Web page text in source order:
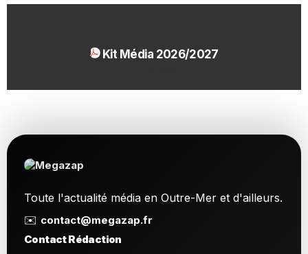
Kit Média 2026/2027
Toute l'actualité média en Outre-Mer et d'ailleurs.
✉️ contact@megazap.fr
Contact Rédaction